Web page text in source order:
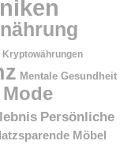
Kryptowährungen
Mentale Gesundheit
Persönliche
Möbel